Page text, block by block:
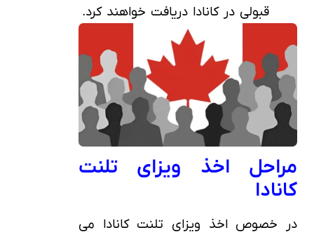
قبولی در کانادا دریافت خواهند کرد.
مراحل اخذ ویزای تلنت
کانادا
در خصوص اخذ ویزای تلنت کانادا می